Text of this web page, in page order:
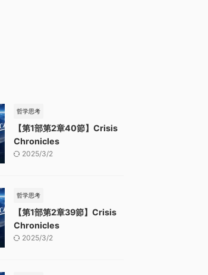
哲学思考
【第1部第2章40節】Crisis
Chronicles
2025/3/2
哲学思考
【第1部第2章39節】Crisis
Chronicles
2025/3/2